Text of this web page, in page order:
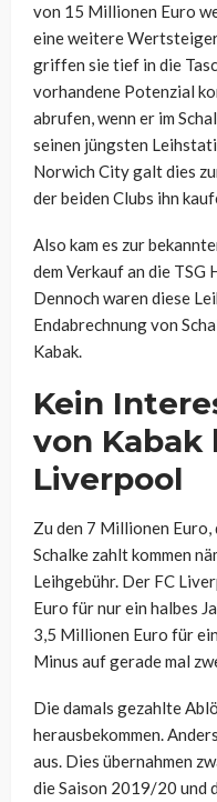
von 15 Millionen Euro
eine weitere
griffen sie tief in die
vorhandene Potenzial
abrufen, wenn er im
seinen jüngsten
Norwich City galt dies
der beiden Clubs ihn
Also kam es zur
dem Verkauf an die TSG
Dennoch waren diese
Endabrechnung von
Kabak.
Kein
von Kabak
Liverpool
Zu den 7 Millionen Euro,
Schalke zahlt kommen
Leihgebühr. Der FC
Euro für nur ein halbes
3,5 Millionen Euro für
Minus auf gerade mal
Die damals gezahlte
herausbekommen.
aus. Dies übernahmen
die Saison 2019/20 und